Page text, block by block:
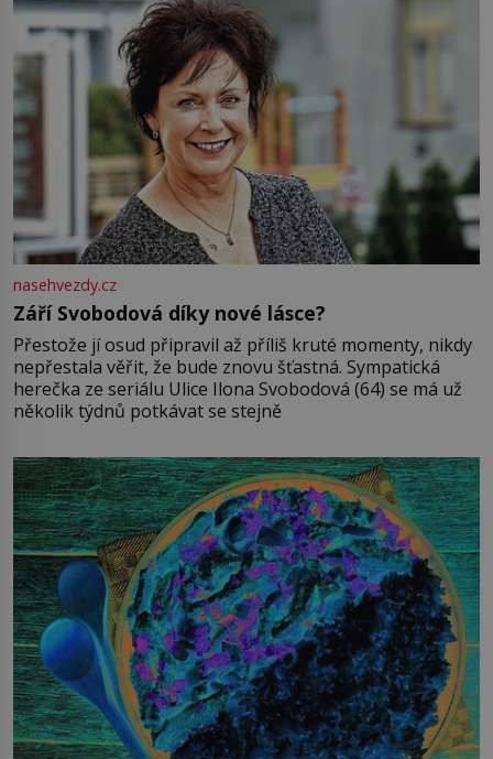
nasehvezdy.cz
Září Svobodová díky nové lásce?
Přestože jí osud připravil až příliš kruté momenty, nikdy
nepřestala věřit, že bude znovu šťastná. Sympatická
herečka ze seriálu Ulice Ilona Svobodová (64) se má už
několik týdnů potkávat se stejně